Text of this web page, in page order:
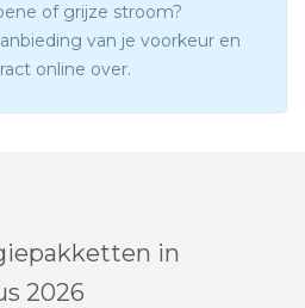
of grijze stroom?
van je voorkeur en
online over.
in
2026